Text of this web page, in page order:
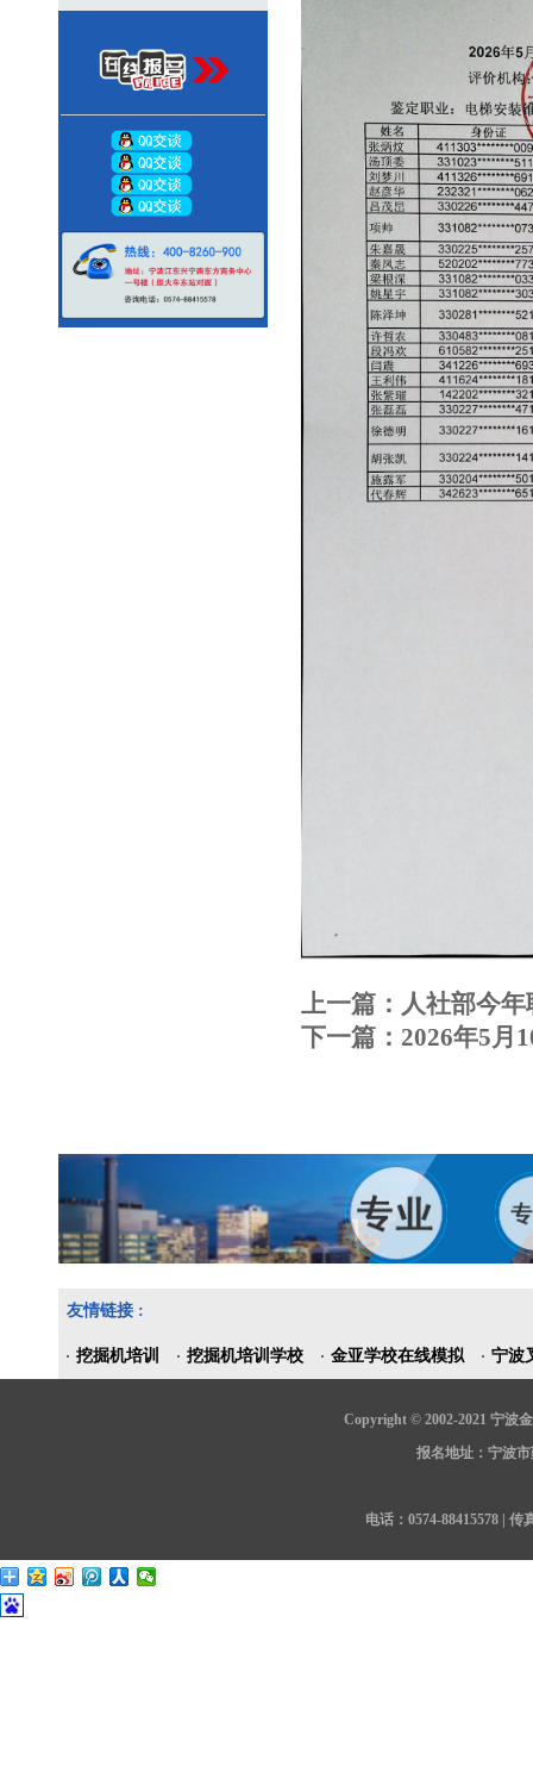
上一篇： 人社部今
下一篇： 2026年5月
友情链接 :
挖掘机培训 挖掘机培训学校 金亚学校在线模拟 宁波
Copyright © 2002-2021 宁波
报名地址：宁波
电话：0574-88415578 | 传